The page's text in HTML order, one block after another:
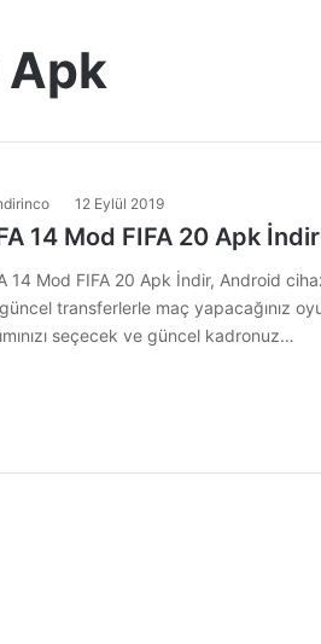
Apk
12 Eylül 2019
14 Mod FIFA 20 Apk İndir
14 Mod FIFA 20 Apk İndir, Android
transferlerle maç yapacağınız
seçecek ve güncel kadronuz…